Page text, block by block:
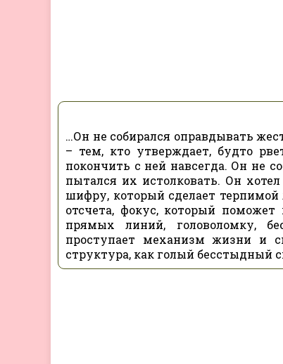
…Он не собирался оправдывать
– тем, кто утверждает, будто
покончить с ней навсегда. Он не
пытался их истолковать. Он
шифру, который сделает терпимой
отсчета, фокус, который
прямых линий, головоломку,
проступает механизм жизни и
структура, как голый бесстыдный